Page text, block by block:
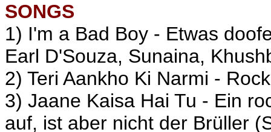
SONGS
1) I'm a Bad Boy - Etwas
Earl D'Souza, Sunaina,
2) Teri Aankho Ki Narmi -
3) Jaane Kaisa Hai Tu - Ein
auf, ist aber nicht der Brüller (